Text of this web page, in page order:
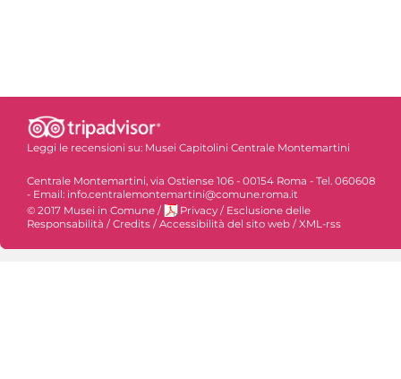
Leggi le recensioni su: Musei Capitolini Centrale Montemartini
Centrale Montemartini, via Ostiense 106 - 00154 Roma - Tel. 060608
- Email: info.centralemontemartini@comune.roma.it
© 2017 Musei in Comune / Privacy / Esclusione delle
Responsabilità / Credits / Accessibilità del sito web / XML-rss